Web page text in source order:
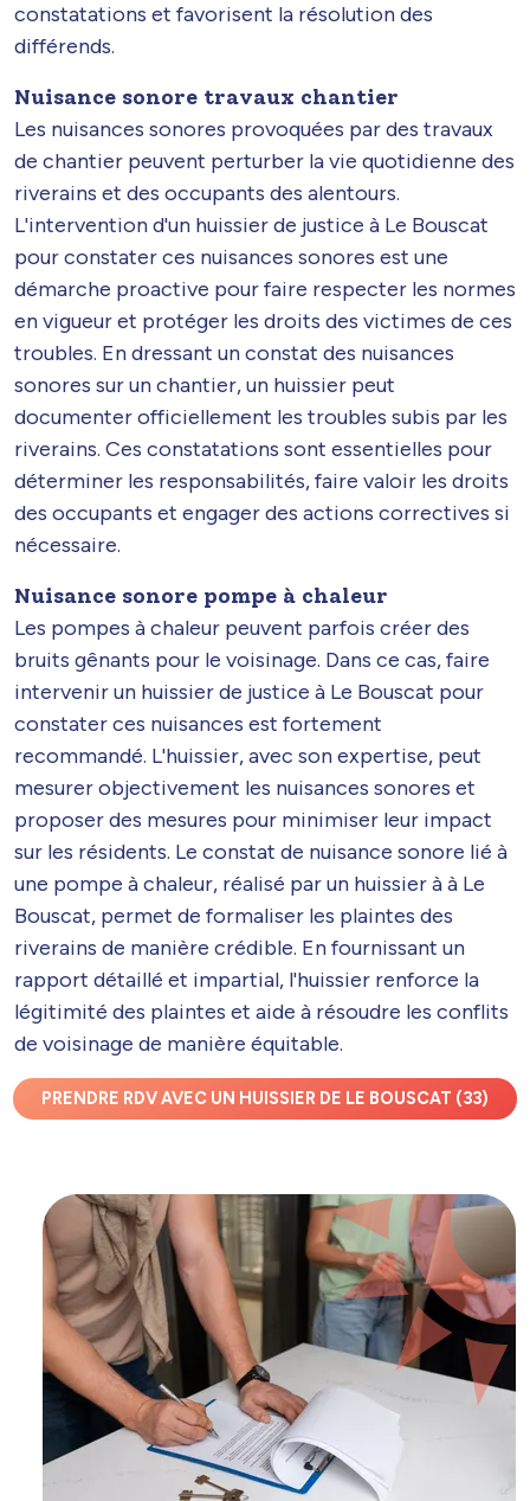
constatations et favorisent la résolution des
différends.
Nuisance sonore travaux chantier
Les nuisances sonores provoquées par des travaux
de chantier peuvent perturber la vie quotidienne des
riverains et des occupants des alentours.
L'intervention d'un huissier de justice à Le Bouscat
pour constater ces nuisances sonores est une
démarche proactive pour faire respecter les normes
en vigueur et protéger les droits des victimes de ces
troubles. En dressant un constat des nuisances
sonores sur un chantier, un huissier peut
documenter officiellement les troubles subis par les
riverains. Ces constatations sont essentielles pour
déterminer les responsabilités, faire valoir les droits
des occupants et engager des actions correctives si
nécessaire.
Nuisance sonore pompe à chaleur
Les pompes à chaleur peuvent parfois créer des
bruits gênants pour le voisinage. Dans ce cas, faire
intervenir un huissier de justice à Le Bouscat pour
constater ces nuisances est fortement
recommandé. L'huissier, avec son expertise, peut
mesurer objectivement les nuisances sonores et
proposer des mesures pour minimiser leur impact
sur les résidents. Le constat de nuisance sonore lié à
une pompe à chaleur, réalisé par un huissier à à Le
Bouscat, permet de formaliser les plaintes des
riverains de manière crédible. En fournissant un
rapport détaillé et impartial, l'huissier renforce la
légitimité des plaintes et aide à résoudre les conflits
de voisinage de manière équitable.
PRENDRE RDV AVEC UN HUISSIER DE LE BOUSCAT (33)